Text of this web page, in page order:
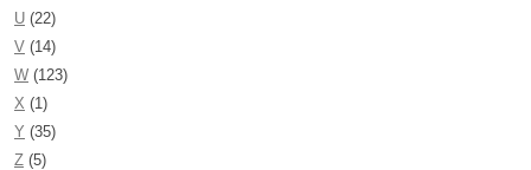
U (22)
V (14)
W (123)
X (1)
Y (35)
Z (5)